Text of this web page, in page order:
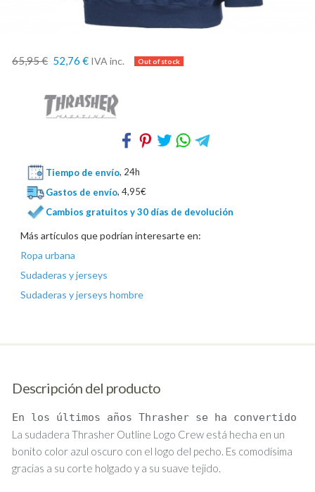
65,95 € 52,76 € IVA inc.
Tiempo de envío, 24h
Gastos de envío, 4,95€
Cambios gratuitos y 30 días de devolución
Más artículos que podrían interesarte en:
Ropa urbana
Sudaderas y jerseys
Sudaderas y jerseys hombre
Descripción del producto
En los últimos años Thrasher se ha convertido
La sudadera Thrasher Outline Logo Crew está hecha en un
bonito color azul oscuro con el logo del pecho. Es comodísima
gracias a su corte holgado y a su suave tejido.